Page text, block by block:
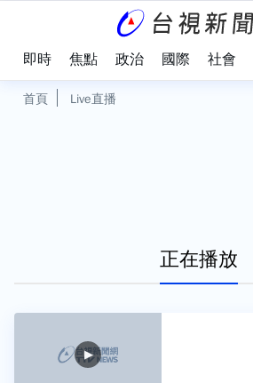
即時 焦點 政治 國際 社會
首頁 Live直播
正在播放